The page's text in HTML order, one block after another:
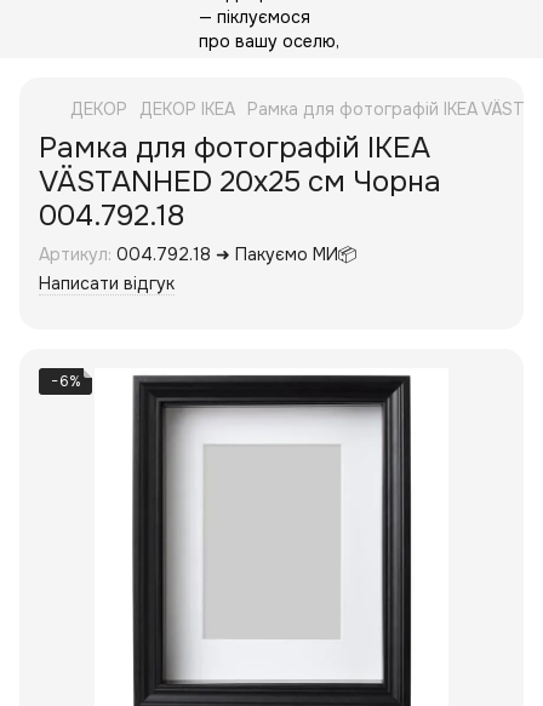
ДЕКОР ДЕКОР IKEA Рамка для фотографій IKEA
Рамка для фотографій IKEA
VÄSTANHED 20x25 см Чорна
004.792.18
Артикул: 004.792.18 ➜ Пакуємо МИ📦
Написати відгук
−6%